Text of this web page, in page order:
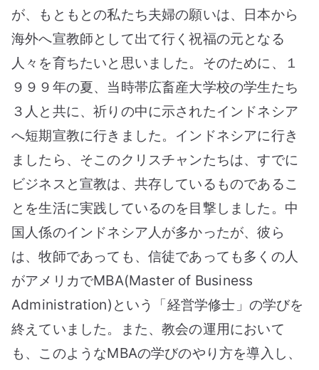
が、もともとの私たち夫婦の願いは、日本から
海外へ宣教師として出て行く祝福の元となる
人々を育ちたいと思いました。そのために、１
９９９年の夏、当時帯広畜産大学校の学生たち
３人と共に、祈りの中に示されたインドネシア
へ短期宣教に行きました。インドネシアに行き
ましたら、そこのクリスチャンたちは、すでに
ビジネスと宣教は、共存しているものであるこ
とを生活に実践しているのを目撃しました。中
国人係のインドネシア人が多かったが、彼ら
は、牧師であっても、信徒であっても多くの人
がアメリカでMBA(Master of Business
Administration)という「経営学修士」の学びを
終えていました。また、教会の運用において
も、このようなMBAの学びのやり方を導入し、